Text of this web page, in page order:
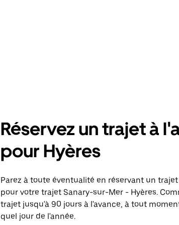
Réservez un trajet à
pour Hyères
Parez à toute éventualité en réservant un
pour votre trajet Sanary-sur-Mer - Hyères.
trajet jusqu'à 90 jours à l'avance, à tout
quel jour de l'année.